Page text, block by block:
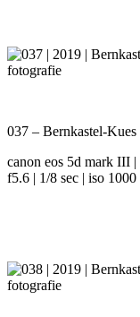
037 – Bernkastel-
canon eos 5d mark III
f5.6 | 1/8 sec | iso